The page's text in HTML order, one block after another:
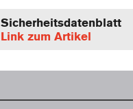
Sicherheitsdatenblatt
Link zum Artikel